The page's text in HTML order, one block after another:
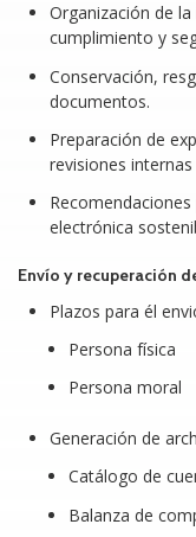
Organización de
cumplimiento y
Conservación,
documentos.
Preparación de
revisiones
electrónica
Envío y recuperación
Plazos para él
Persona física
Persona moral
Generación de
Catálogo de
Balanza de